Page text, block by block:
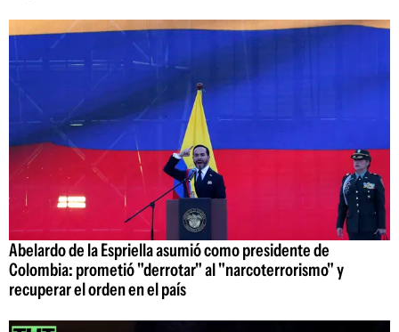
Abelardo de la Espriella asumió como presidente de
Colombia: prometió "derrotar" al "narcoterrorismo" y
recuperar el orden en el país